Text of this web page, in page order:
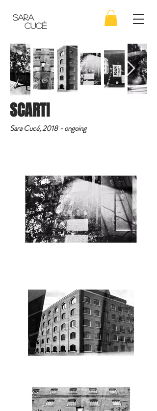
SARA
CUCÉ
SCARTI
Sara Cucé, 2018 - ongoing